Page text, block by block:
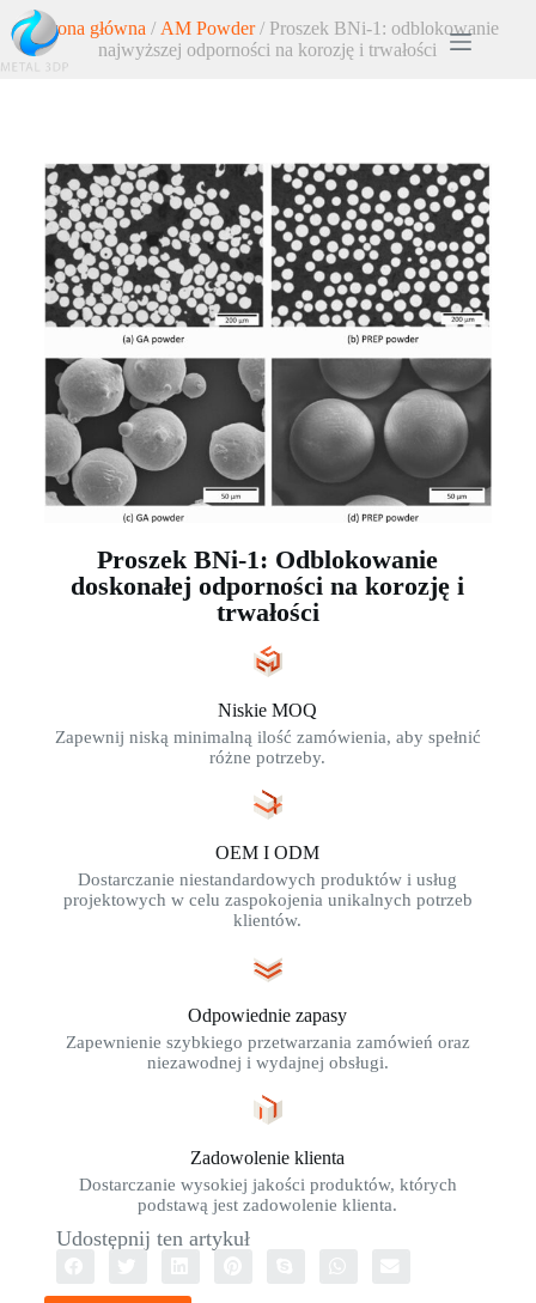
Strona główna / AM Powder/ Proszek BNi-1: odblokowanie
najwyższej odporności na korozję i trwałości
Proszek BNi-1: Odblokowanie
doskonałej odporności na korozję i
trwałości
Niskie MOQ
Zapewnij niską minimalną ilość zamówienia, aby spełnić
różne potrzeby.
OEM I ODM
Dostarczanie niestandardowych produktów i usług
projektowych w celu zaspokojenia unikalnych potrzeb
klientów.
Odpowiednie zapasy
Zapewnienie szybkiego przetwarzania zamówień oraz
niezawodnej i wydajnej obsługi.
Zadowolenie klienta
Dostarczanie wysokiej jakości produktów, których
podstawą jest zadowolenie klienta.
Udostępnij ten artykuł